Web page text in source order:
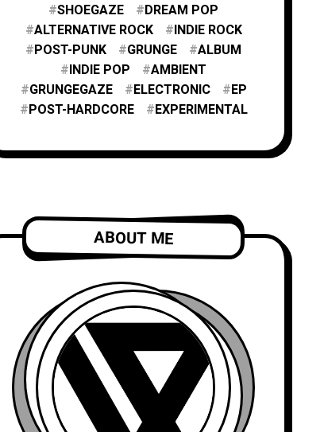
SHOEGAZE
DREAM POP
ALTERNATIVE ROCK
INDIE ROCK
POST-PUNK
GRUNGE
ALBUM
INDIE POP
AMBIENT
GRUNGEGAZE
ELECTRONIC
EP
POST-HARDCORE
EXPERIMENTAL
ABOUT ME